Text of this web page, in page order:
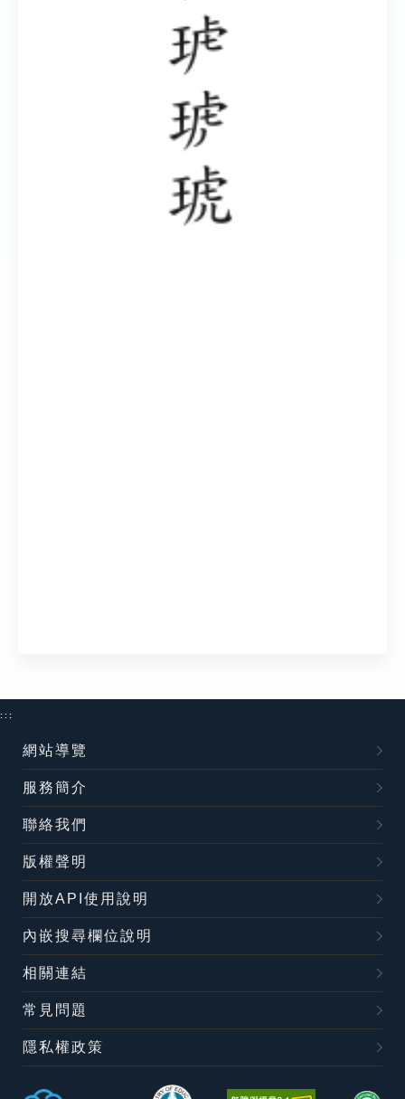
:::
網站導覽
服務簡介
聯絡我們
版權聲明
開放API使用說明
內嵌搜尋欄位說明
相關連結
常見問題
隱私權政策